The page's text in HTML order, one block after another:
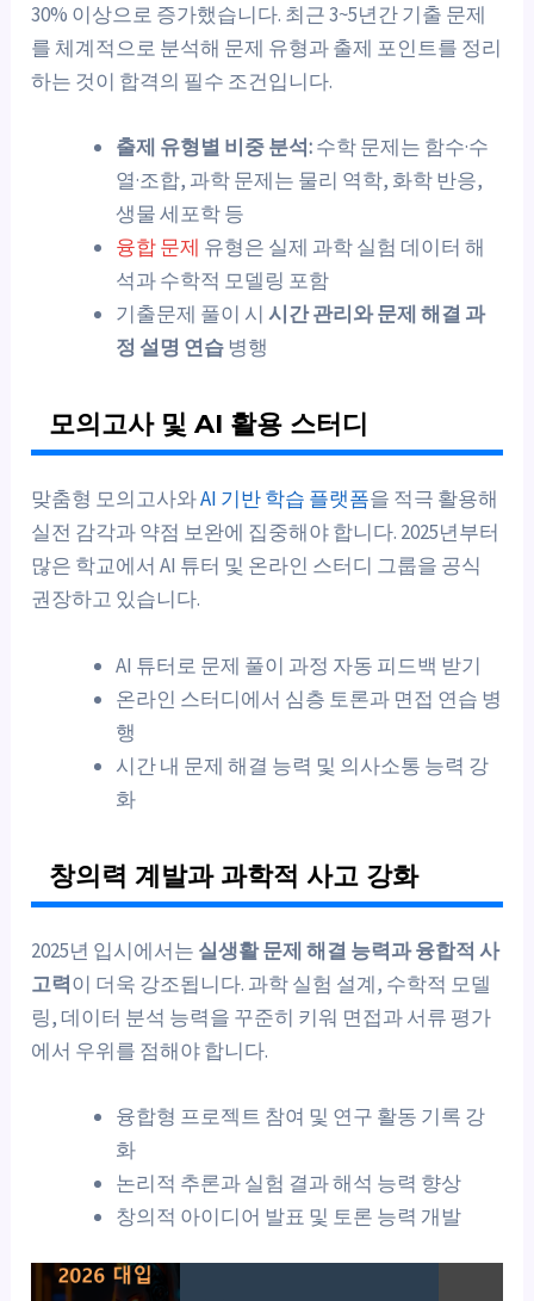
30% 이상으로 증가했습니다. 최근 3~5년간 기출 문제
를 체계적으로 분석해 문제 유형과 출제 포인트를 정리
하는 것이 합격의 필수 조건입니다.
출제 유형별 비중 분석:수학 문제는 함수·수
열·조합, 과학 문제는 물리 역학, 화학 반응,
생물 세포학 등
융합 문제 유형은 실제 과학 실험 데이터 해
석과 수학적 모델링 포함
기출문제 풀이 시시간 관리와 문제 해결 과
정 설명 연습 병행
모의고사 및 AI 활용 스터디
맞춤형 모의고사와AI 기반 학습 플랫폼을 적극 활용해
실전 감각과 약점 보완에 집중해야 합니다. 2025년부터
많은 학교에서 AI 튜터 및 온라인 스터디 그룹을 공식
권장하고 있습니다.
AI 튜터로 문제 풀이 과정 자동 피드백 받기
온라인 스터디에서 심층 토론과 면접 연습 병
행
시간 내 문제 해결 능력 및 의사소통 능력 강
화
창의력 계발과 과학적 사고 강화
2025년 입시에서는 실생활 문제 해결 능력과 융합적 사
고력이 더욱 강조됩니다. 과학 실험 설계, 수학적 모델
링, 데이터 분석 능력을 꾸준히 키워 면접과 서류 평가
에서 우위를 점해야 합니다.
융합형 프로젝트 참여 및 연구 활동 기록 강
화
논리적 추론과 실험 결과 해석 능력 향상
창의적 아이디어 발표 및 토론 능력 개발